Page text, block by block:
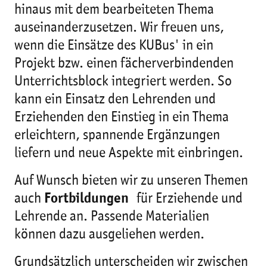
hinaus mit dem bearbeiteten Thema
auseinanderzusetzen. Wir freuen uns,
wenn die Einsätze des KUBus' in ein
Projekt bzw. einen fächerverbindenden
Unterrichtsblock integriert werden. So
kann ein Einsatz den Lehrenden und
Erziehenden den Einstieg in ein Thema
erleichtern, spannende Ergänzungen
liefern und neue Aspekte mit einbringen.
Auf Wunsch bieten wir zu unseren Themen
auch Fortbildungen für Erziehende und
Lehrende an. Passende Materialien
können dazu ausgeliehen werden.
Grundsätzlich unterscheiden wir zwischen